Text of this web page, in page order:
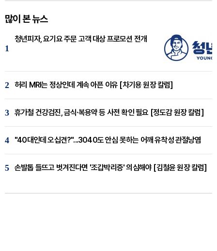
많이 본 뉴스
1
청년피자, 요기요 주문 고객 대상 프로모션 전개
2 허리 MRI는 정상인데 계속 아픈 이유 [차기용 원장 칼럼]
3 휴가철 건강검진, 금식·복용약 등 사전 확인 필요 [정도감 원장 칼럼]
4 "40대인데 오십견?"...3040도 안심 못하는 어깨 유착성 관절낭염
5 손발톱 들뜨고 벗겨진다면 '조갑박리증' 의심해야 [김철윤 원장 칼럼]